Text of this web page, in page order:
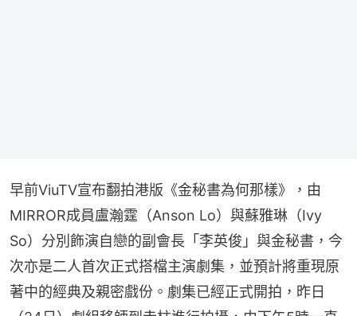
早前ViuTV宣布翻拍港版《金秘書為何那樣》，由
MIRROR成員盧瀚霆（Anson Lo）與蘇雅琳（Ivy
So）分別飾演自戀的副會長「李英俊」與金秘書，今
次亦是二人首次正式搭檔主演劇集，並預計將重現原
著中的經典及親密戲份。劇集已經正式開拍，昨日